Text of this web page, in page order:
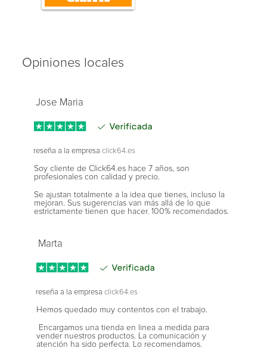
Opiniones locales
Jose Maria
reseña a la empresa click64.es
Soy cliente de Click64.es hace 7 años, son
profesionales con calidad y precio.
Se ajustan totalmente a la idea que tienes, incluso la
mejoran. Sus sugerencias van más allá de lo que
estrictamente tienen que hacer. 100% recomendados.
Marta
reseña a la empresa click64.es
Hemos quedado muy contentos con el trabajo.
Encargamos una tienda en linea a medida para
vender nuestros productos. La comunicación y
atención ha sido perfecta. Lo recomendamos.